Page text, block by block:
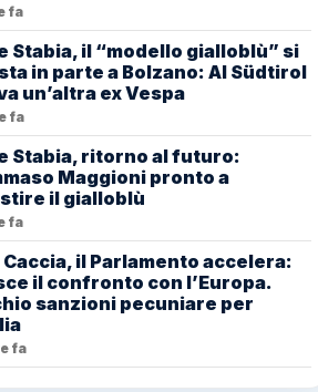
fa
Stabia, il “modello gialloblù” si
in parte a Bolzano: Al Südtirol
un’altra ex Vespa
fa
Stabia, ritorno al futuro:
Maggioni pronto a
il gialloblù
fa
Caccia, il Parlamento accelera:
il confronto con l’Europa.
sanzioni pecuniare per
fa